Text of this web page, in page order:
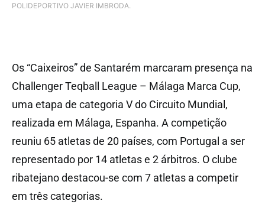
POLIDEPORTIVO JAVIER IMBRODA.
Os “Caixeiros” de Santarém marcaram presença na
Challenger Teqball League – Málaga Marca Cup,
uma etapa de categoria V do Circuito Mundial,
realizada em Málaga, Espanha. A competição
reuniu 65 atletas de 20 países, com Portugal a ser
representado por 14 atletas e 2 árbitros. O clube
ribatejano destacou-se com 7 atletas a competir
em três categorias.